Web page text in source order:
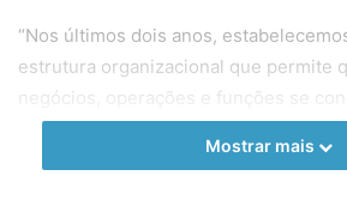
“Nos últimos dois anos,
estrutura organizacional que permite
negócios, operações e funções se
fazem de melhor. Também lançamos
que visa superar as expectativas de
Mostrar mais